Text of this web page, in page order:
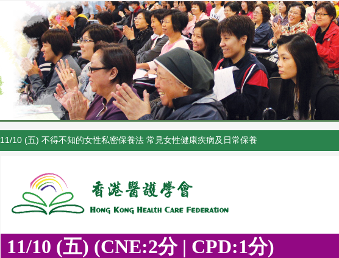
11/10 (五) 不得不知的女性私密保養法 常見女性健康疾病及日常保養
11/10 (五) (CNE:2分 | CPD:1分)